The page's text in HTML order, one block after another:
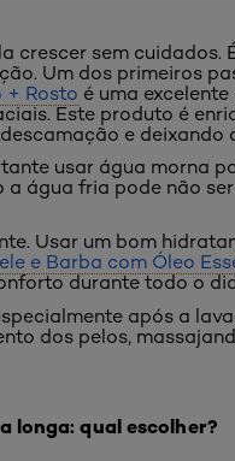
crescer sem cuidados.
Um dos primeiros
+ Rosto é uma
Este produto é
e deixando
usar água morna
água fria pode não
Usar um bom
e Barba com Óleo
durante todo o
após a
dos pelos,
longa: qual escolher?